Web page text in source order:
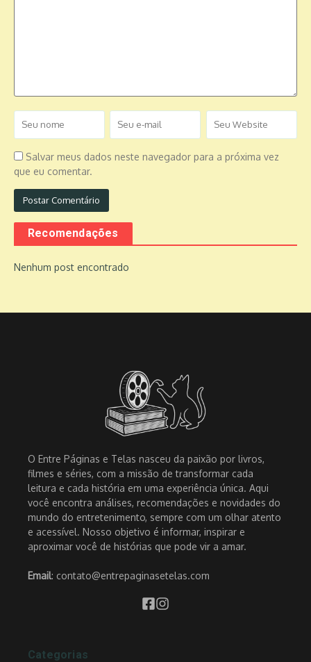
Salvar meus dados neste navegador para a próxima vez
que eu comentar.
Recomendações
Nenhum post encontrado
O Entre Páginas e Telas nasceu da paixão por livros,
filmes e séries, com a missão de transformar cada
leitura e cada história em uma experiência única. Aqui
você encontra análises, recomendações e novidades do
mundo do entretenimento, sempre com um olhar atento
e acessível. Nosso objetivo é informar, inspirar e
aproximar você de histórias que pode vir a amar.
Email: contato@entrepaginasetelas.com
Categorias